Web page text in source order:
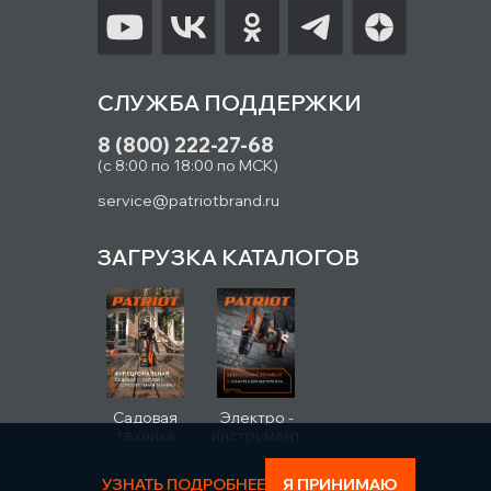
СЛУЖБА ПОДДЕРЖКИ
8 (800) 222-27-68
(с 8:00 по 18:00 по МСК)
service@patriotbrand.ru
ЗАГРУЗКА КАТАЛОГОВ
Садовая
Электро -
УЗНАТЬ ПОДРОБНЕЕ Я ПРИНИМАЮ